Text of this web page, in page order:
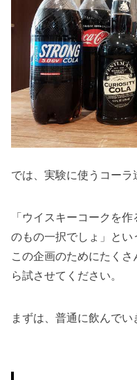
では、実験に使うコーラ
「ウイスキーコークを
のもの一択でしょ」とい
この企画のためにたく
ら試させてください。
まずは、普通に飲んでい